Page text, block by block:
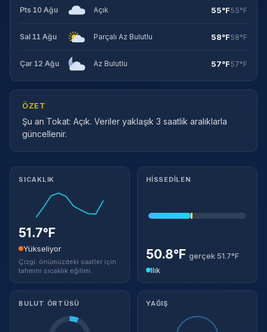
Pts 10 Ağu Açık 55°F55°F
Sal 11 Ağu Parçalı Az Bulutlu 58°F58°F
Çar 12 Ağu Az Bulutlu 57°F57°F
ÖZET
Şu an Tokat: Açık. Veriler yaklaşık 3 saatlik aralıklarla
güncellenir.
Meteorolojik ayrıntılar
SICAKLIK
51.7°F
Yükseliyor
Çizgi: önümüzdeki saatler için
tahmini sıcaklık eğilimi.
HISSEDILEN
50.8°F gerçek 51.7°F
Ilık
BULUT ÖRTÜSÜ YAĞIŞ